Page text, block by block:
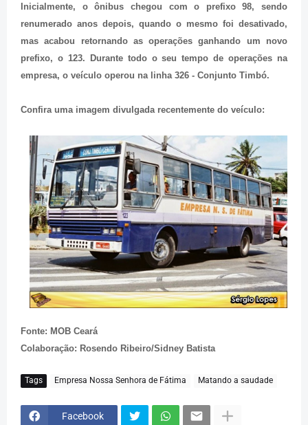
Inicialmente, o ônibus chegou com o prefixo 98, sendo
renumerado anos depois, quando o mesmo foi desativado,
mas acabou retornando as operações ganhando um novo
prefixo, o 123. Durante todo o seu tempo de operações na
empresa, o veículo operou na linha 326 - Conjunto Timbó.
Confira uma imagem divulgada recentemente do veículo:
Fonte: MOB Ceará
Colaboração: Rosendo Ribeiro/Sidney Batista
Tags Empresa Nossa Senhora de Fátima Matando a saudade
Facebook